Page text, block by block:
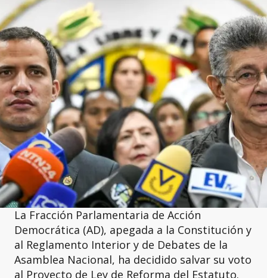
La Fracción Parlamentaria de Acción
Democrática (AD), apegada a la Constitución y
al Reglamento Interior y de Debates de la
Asamblea Nacional, ha decidido salvar su voto
al Proyecto de Ley de Reforma del Estatuto.